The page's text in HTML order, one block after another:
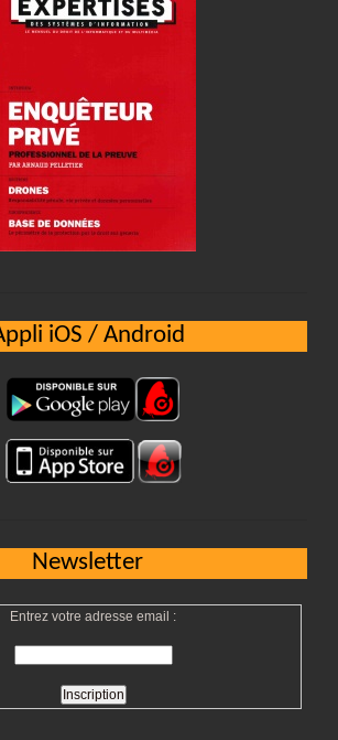
iOS / Android
Newsletter
Entrez votre adresse email :